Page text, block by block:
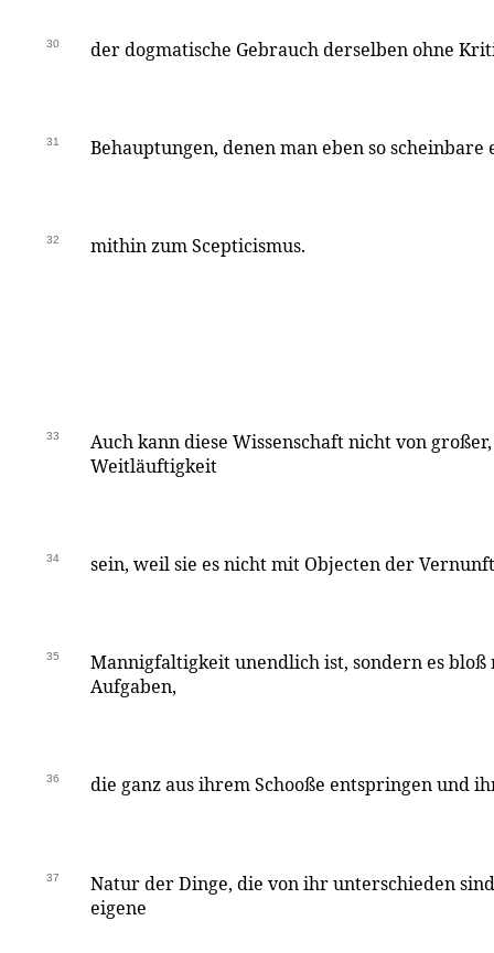
30 der dogmatische Gebrauch derselben ohne
31 Behauptungen, denen man eben so scheinbare
32 mithin zum Scepticismus.
33
Auch kann diese Wissenschaft nicht von
Weitläuftigkeit
34 sein, weil sie es nicht mit Objecten der
35
Mannigfaltigkeit unendlich ist, sondern es bloß
Aufgaben,
36 die ganz aus ihrem Schooße entspringen und
37
Natur der Dinge, die von ihr unterschieden
eigene